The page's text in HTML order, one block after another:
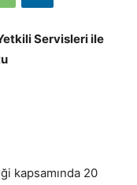
Servisleri ile
kapsamında 20